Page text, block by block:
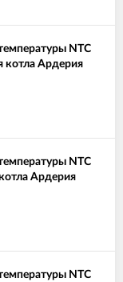
NTC
котла Ардерия
NTC
Ардерия
NTC